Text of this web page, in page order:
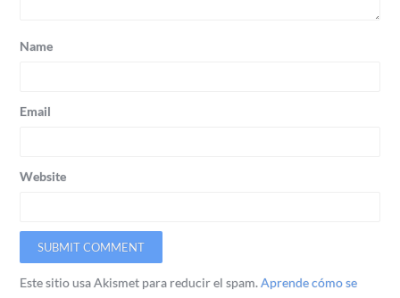
Name
Email
Website
Este sitio usa Akismet para reducir el spam.Aprende cómo se